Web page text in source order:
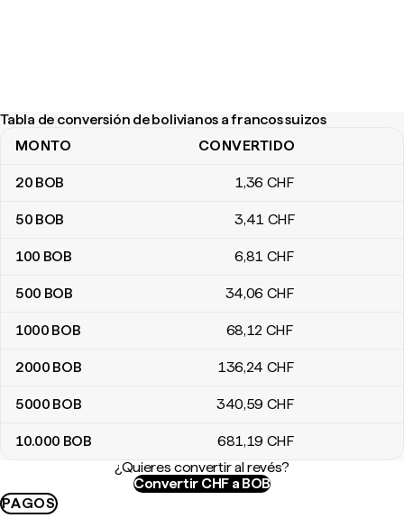
Tabla de conversión de bolivianos a francos suizos
Tabla de conversión de bolivianos a francos suizos
MONTO CONVERTIDO
20 BOB 1,36 CHF
50 BOB 3,41 CHF
100 BOB 6,81 CHF
500 BOB 34,06 CHF
1000 BOB 68,12 CHF
2000 BOB 136,24 CHF
5000 BOB 340,59 CHF
10.000 BOB 681,19 CHF
¿Quieres convertir al revés?
Convertir CHF a BOB
PAGOS